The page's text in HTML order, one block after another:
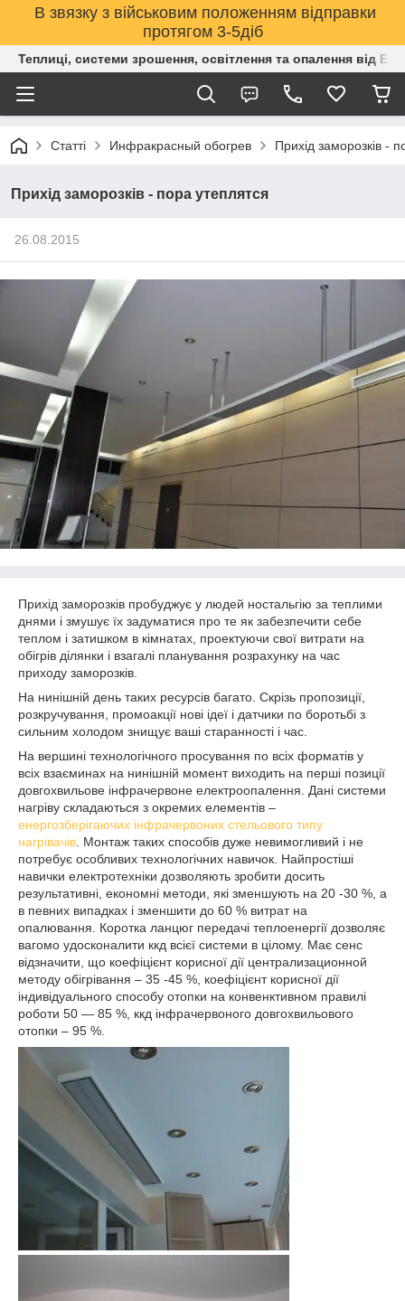
В звязку з військовим положенням відправки
протягом 3-5діб
Теплиці, системи зрошення, освітлення та опалення від
Статті Инфракрасный обогрев Прихід заморозків -
Прихід заморозків - пора утеплятся
26.08.2015
Прихід заморозків пробуджує у людей ностальгію за теплими
днями і змушує їх задуматися про те як забезпечити себе
теплом і затишком в кімнатах, проектуючи свої витрати на
обігрів ділянки і взагалі планування розрахунку на час
приходу заморозків.
На нинішній день таких ресурсів багато. Скрізь пропозиції,
розкручування, промоакції нові ідеї і датчики по боротьбі з
сильним холодом знищує ваші старанності і час.
На вершині технологічного просування по всіх форматів у
всіх взаєминах на нинішній момент виходить на перші позиції
довгохвильове інфрачервоне електроопалення. Дані системи
нагріву складаються з окремих елементів –
енергозберігаючих інфрачервоних стельового типу
нагрівачів . Монтаж таких способів дуже невимогливий і не
потребує особливих технологічних навичок. Найпростіші
навички електротехніки дозволяють зробити досить
результативні, економні методи, які зменшують на 20 -30 %, а
в певних випадках і зменшити до 60 % витрат на
опалювання. Коротка ланцюг передачі теплоенергії дозволяє
вагомо удосконалити ккд всієї системи в цілому. Має сенс
відзначити, що коефіцієнт корисної дії централизационной
методу обігрівання – 35 -45 %, коефіцієнт корисної дії
індивідуального способу отопки на конвенктивном правилі
роботи 50 ― 85 %, ккд інфрачервоного довгохвильового
отопки – 95 %.